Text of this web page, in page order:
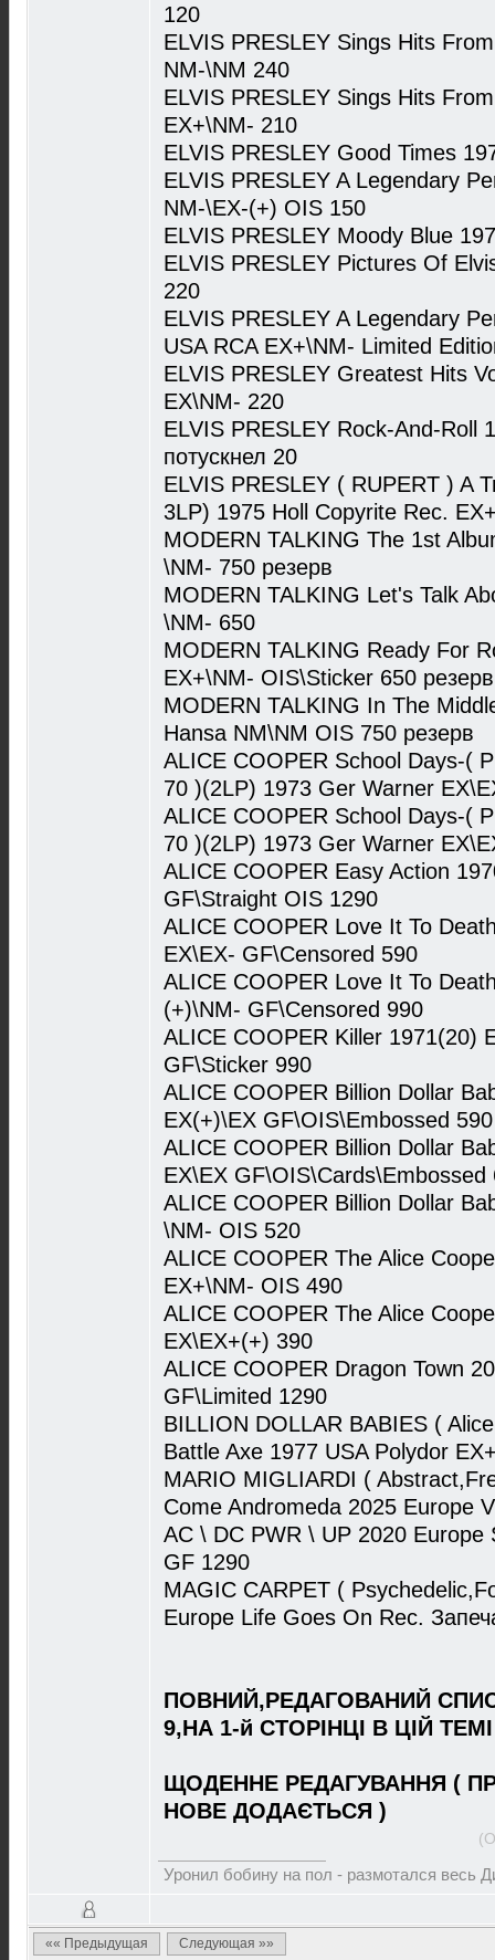
120
ELVIS PRESLEY Sings Hits
NM-\NM 240
ELVIS PRESLEY Sings Hits
EX+\NM- 210
ELVIS PRESLEY Good Times
ELVIS PRESLEY A Legendary
NM-\EX-(+) OIS 150
ELVIS PRESLEY Moody Blue
ELVIS PRESLEY Pictures Of
220
ELVIS PRESLEY A Legendary
USA RCA EX+\NM- Limited
ELVIS PRESLEY Greatest Hits
EX\NM- 220
ELVIS PRESLEY Rock-And-Roll
потускнел 20
ELVIS PRESLEY ( RUPERT ) A
3LP) 1975 Holl Copyrite Rec.
MODERN TALKING The 1st
\NM- 750 резерв
MODERN TALKING Let's Talk
\NM- 650
MODERN TALKING Ready For
EX+\NM- OIS\Sticker 650 резерв
MODERN TALKING In The
Hansa NM\NM OIS 750 резерв
ALICE COOPER School Days-(
70 )(2LP) 1973 Ger Warner
ALICE COOPER School Days-(
70 )(2LP) 1973 Ger Warner
ALICE COOPER Easy Action
GF\Straight OIS 1290
ALICE COOPER Love It To
EX\EX- GF\Censored 590
ALICE COOPER Love It To
(+)\NM- GF\Censored 990
ALICE COOPER Killer 1971(20)
GF\Sticker 990
ALICE COOPER Billion Dollar
EX(+)\EX GF\OIS\Embossed 590
ALICE COOPER Billion Dollar
EX\EX GF\OIS\Cards\Embossed
ALICE COOPER Billion Dollar
\NM- OIS 520
ALICE COOPER The Alice
EX+\NM- OIS 490
ALICE COOPER The Alice
EX\EX+(+) 390
ALICE COOPER Dragon Town
GF\Limited 1290
BILLION DOLLAR BABIES (
Battle Axe 1977 USA Polydor
MARIO MIGLIARDI (
Come Andromeda 2025 Europe
AC \ DC PWR \ UP 2020 Europe
GF 1290
MAGIC CARPET (
Europe Life Goes On Rec.
ПОВНИЙ,РЕДАГОВАНИЙ
9,НА 1-й СТОРІНЦІ В ЦІЙ ТЕМІ
ЩОДЕННЕ РЕДАГУВАННЯ (
НОВЕ ДОДАЄТЬСЯ )
Уронил бобину на пол - размотался весь
«« Предыдущая Следующая »»